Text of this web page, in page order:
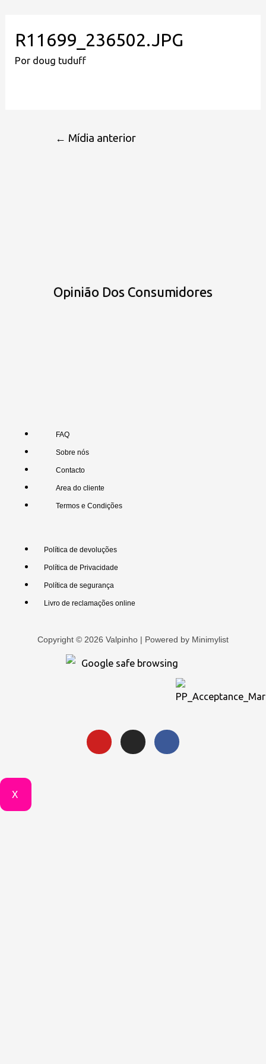
R11699_236502.JPG
Por doug tuduff
← Mídia anterior
Opinião Dos Consumidores
FAQ
Sobre nós
Contacto
Area do cliente
Termos e Condições
Política de devoluções
Política de Privacidade
Política de segurança
Livro de reclamações online
Copyright © 2026 Valpinho | Powered by Minimylist
X